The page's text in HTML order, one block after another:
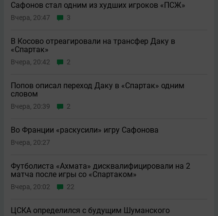
Сафонов стал одним из худших игроков «ПСЖ»
Вчера, 20:47 3
В Косово отреагировали на трансфер Даку в
«Спартак»
Вчера, 20:42 2
Попов описал переход Даку в «Спартак» одним
словом
Вчера, 20:39 2
Во Франции «раскусили» игру Сафонова
Вчера, 20:27
Футболиста «Ахмата» дисквалифицировали на 2
матча после игры со «Спартаком»
Вчера, 20:02 22
ЦСКА определился с будущим Шуманского